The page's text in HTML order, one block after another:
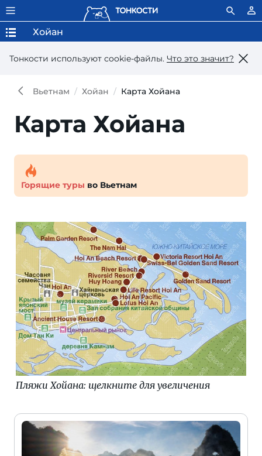
Тонкости используют сookie-файлы. Что это значит?
Хойан
Вьетнам Хойан Карта Хойана
Карта Хойана
Горящие туры во Вьетнам
Пляжи Хойана: щелкните для увеличения